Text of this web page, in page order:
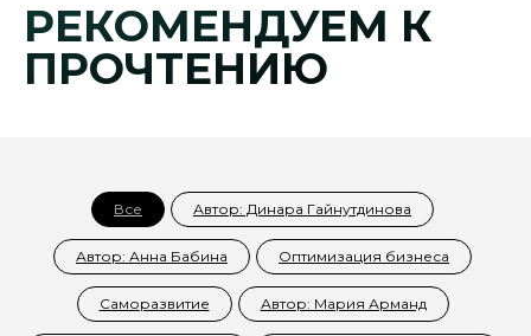
РЕКОМЕНДУЕМ К
ПРОЧТЕНИЮ
Все Автор: Динара Гайнутдинова
Автор: Анна Бабина Оптимизация бизнеса
Саморазвитие Автор: Мария Арманд